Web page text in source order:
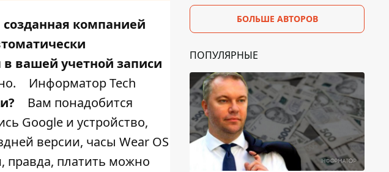
компанией
вашей учетной записи
Информатор Tech
Вам понадобится
Google и устройство,
версии, часы Wear OS
правда, платить можно
БОЛЬШЕ АВТОРОВ
ПОПУЛЯРНЫЕ